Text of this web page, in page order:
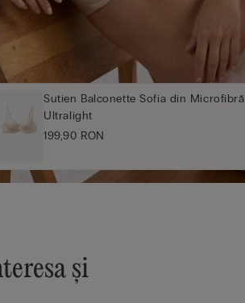
Sutien Balconette Sofia din Microfibră
Ultralight
199,90 RON
și